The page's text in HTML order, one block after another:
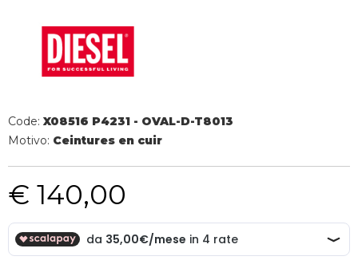
Code: X08516 P4231 - OVAL-D-T8013
Motivo: Ceintures en cuir
€ 140,00